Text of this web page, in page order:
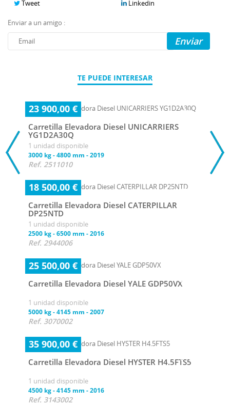
Tweet
Linkedin
Enviar a un amigo :
Enviar
TE PUEDE INTERESAR
23 900,00 €
Carretilla Elevadora Diesel UNICARRIERS
YG1D2A30Q
1 unidad disponible
3000 kg-4800 mm -2019
Ref. 2511010
18 500,00 €
Carretilla Elevadora Diesel CATERPILLAR
DP25NTD
1 unidad disponible
2500 kg-6500 mm -2016
Ref. 2944006
25 500,00 €
Carretilla Elevadora Diesel YALE GDP50VX
1 unidad disponible
5000 kg-4145 mm -2007
Ref. 3070002
35 900,00 €
Carretilla Elevadora Diesel HYSTER H4.5FTS5
1 unidad disponible
4500 kg-4145 mm -2016
Ref. 3143002